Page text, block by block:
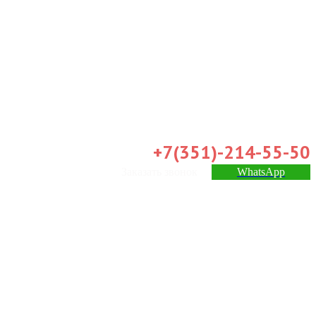
+7(351)-214-55-50
WhatsApp